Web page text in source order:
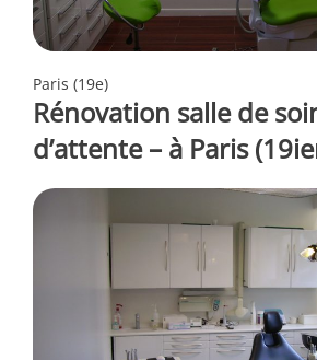
Paris (19e)
Rénovation salle de
d’attente – à Paris